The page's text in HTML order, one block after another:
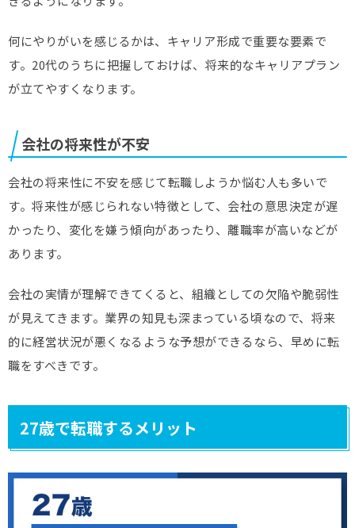
何にやりがいを感じるかは、キャリア形成で重要な要素で
す。20代のうちに把握しておけば、将来的なキャリアプラン
が立てやすくなります。
会社の将来性が不安
会社の将来性に不安を感じて転職しようか悩む人も多いで
す。将来性が感じられない特徴として、会社の意思決定が遅
かったり、変化を嫌う傾向があったり、離職率が高いなどが
あります。
会社の実情が理解できてくると、組織としての欠陥や脆弱性
が見えてきます。業界の知見も深まっている頃なので、将来
的に経営状況が悪くなるような予想ができるなら、早めに転
職をすべきです。
27歳で転職するメリット